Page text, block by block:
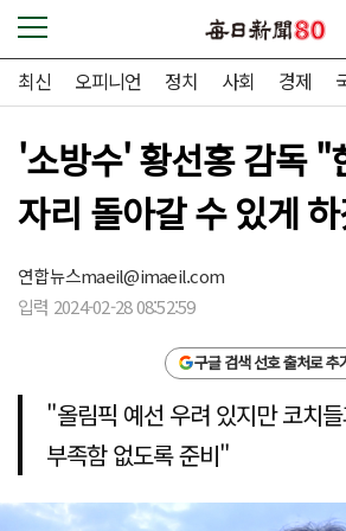
최신 오피니언 정치 사회 경제
'소방수' 황선홍 감독 "
자리 돌아갈 수 있게
연합뉴스maeil@imaeil.com
입력 2024-02-28 08:52:59
구글 검색 선호 출처로 추
"올림픽 예선 우려 있지만 코치
부족함 없도록 준비"